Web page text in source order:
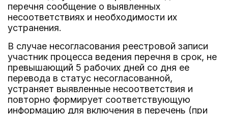
перечня сообщение о выявленных
несоответствиях и необходимости их
устранения.
В случае несогласования реестровой записи
участник процесса ведения перечня в срок, не
превышающий 5 рабочих дней со дня ее
перевода в статус несогласованной,
устраняет выявленные несоответствия и
повторно формирует соответствующую
информацию для включения в перечень (при